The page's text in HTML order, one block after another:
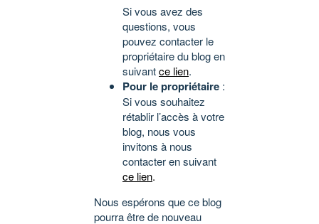
Si vous avez des
questions, vous
pouvez contacter le
propriétaire du blog en
suivantce lien.
Pour le propriétaire :
Si vous souhaitez
rétablir l’accès à votre
blog, nous vous
invitons à nous
contacter en suivant
ce lien.
Nous espérons que ce blog
pourra être de nouveau